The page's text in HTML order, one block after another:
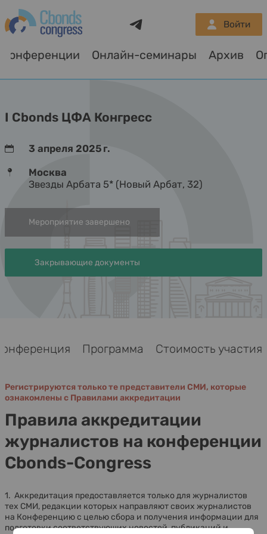
Конференции Онлайн-семинары Архив
Войти
I Cbonds ЦФА Конгресс
3 апреля 2025 г.
Москва
Звезды Арбата 5* (Новый Арбат, 32)
Мероприятие завершено
Закрывающие документы
Программа Стоимость участия
Регистрируются только те представители СМИ, которые
ознакомлены с Правилами аккредитации
Правила аккредитации
журналистов на конференции
Cbonds-Congress
1. Аккредитация предоставляется только для журналистов
тех СМИ, редакции которых направляют своих журналистов
на Конференцию с целью сбора и получения информации для
подготовки соответствующих новостей, публикаций и